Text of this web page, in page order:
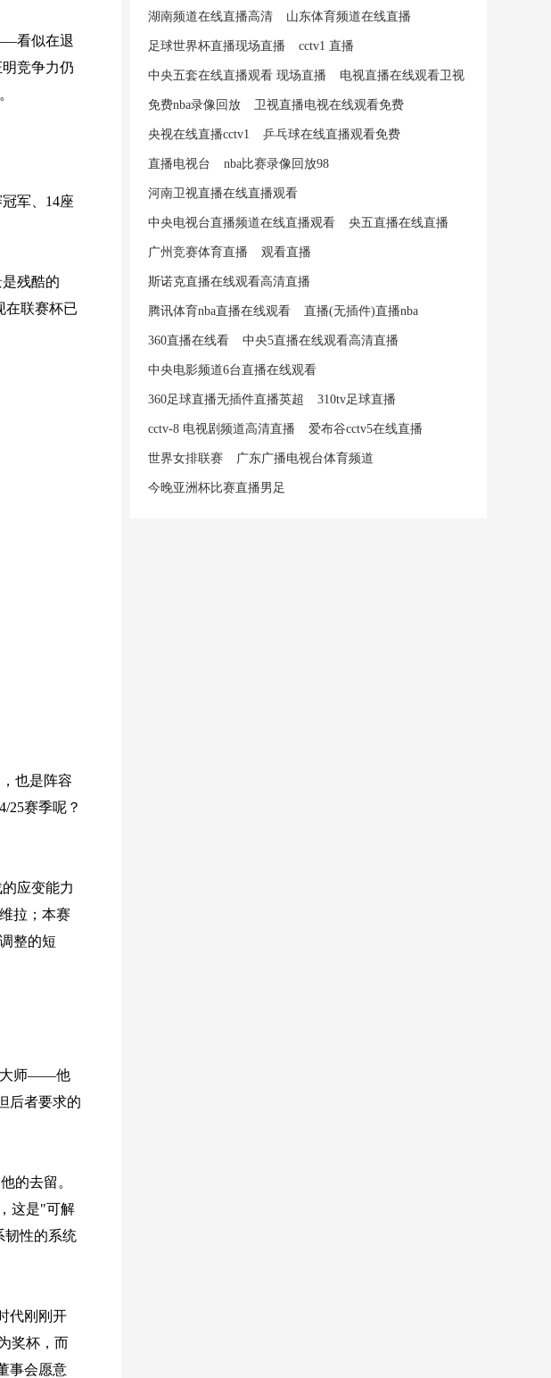
看似在退
竞争力仍
军、14座
残酷的
在联赛杯已
也是阵容
25赛季呢？
应变能力
拉；本赛
整的短
大师——他
后者要求的
的去留。
这是"可解
韧性的系统
代刚刚开
奖杯，而
事会愿意
湖南频道在线直播高清 山东体育频道在线直播
足球世界杯直播现场直播 cctv1 直播
中央五套在线直播观看 现场直播 电视直播在线观看卫视
免费nba录像回放 卫视直播电视在线观看免费
央视在线直播cctv1 乒乓球在线直播观看免费
直播电视台 nba比赛录像回放98
河南卫视直播在线直播观看
中央电视台直播频道在线直播观看 央五直播在线直播
广州竞赛体育直播 观看直播
斯诺克直播在线观看高清直播
腾讯体育nba直播在线观看 直播(无插件)直播nba
360直播在线看 中央5直播在线观看高清直播
中央电影频道6台直播在线观看
360足球直播无插件直播英超 310tv足球直播
cctv-8 电视剧频道高清直播 爱布谷cctv5在线直播
世界女排联赛 广东广播电视台体育频道
今晚亚洲杯比赛直播男足